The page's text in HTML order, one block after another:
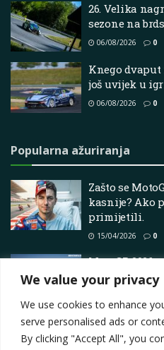
We value your privacy
We use cookies to enhance
serve personalised ads or
By clicking "Accept All", you
26. Velika
sezone na
06/08/2026 0
Knego dvaput
još uvijek u
06/08/2026 0
Popularna ažuriranja
Zašto se
kasnije? Ako
primijetili.
15/04/2026 0
MotoGP
VN